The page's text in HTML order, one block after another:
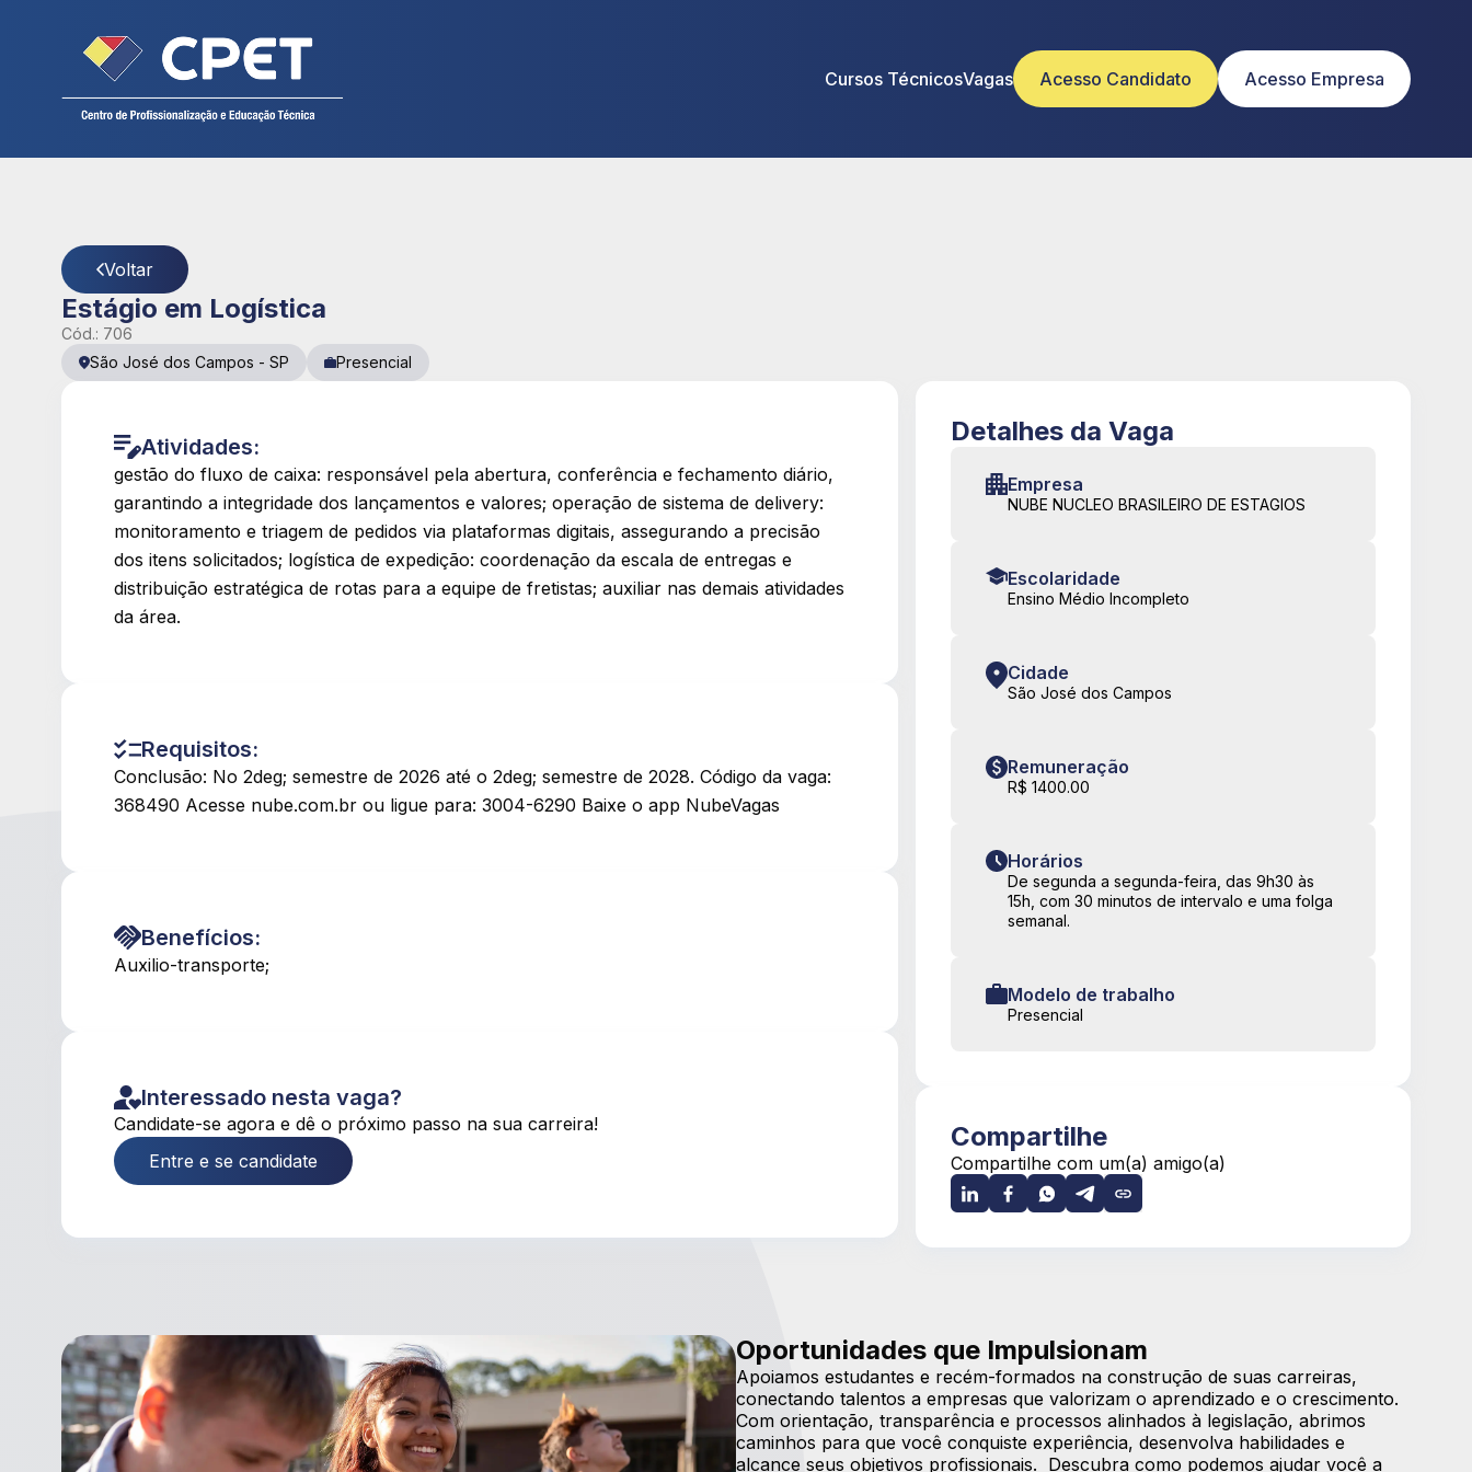
Cursos TécnicosVagas Acesso Candidato Acesso Empresa
Cadastre seu currículo
Voltar
Estágio em Logística
Cód.: 706
São José dos Campos - SP Presencial
Atividades:
gestão do fluxo de caixa: responsável pela abertura, conferência e fechamento diário,
garantindo a integridade dos lançamentos e valores; operação de sistema de delivery:
monitoramento e triagem de pedidos via plataformas digitais, assegurando a precisão
dos itens solicitados; logística de expedição: coordenação da escala de entregas e
distribuição estratégica de rotas para a equipe de fretistas; auxiliar nas demais atividades
da área.
Requisitos:
Conclusão: No 2deg; semestre de 2026 até o 2deg; semestre de 2028. Código da vaga:
368490 Acesse nube.com.br ou ligue para: 3004-6290 Baixe o app NubeVagas
Benefícios:
Auxilio-transporte;
Interessado nesta vaga?
Candidate-se agora e dê o próximo passo na sua carreira!
Entre e se candidate
Detalhes da Vaga
Empresa
NUBE NUCLEO BRASILEIRO DE ESTAGIOS
Escolaridade
Ensino Médio Incompleto
Cidade
São José dos Campos
Remuneração
R$ 1400.00
Horários
De segunda a segunda-feira, das 9h30 às
15h, com 30 minutos de intervalo e uma folga
semanal.
Modelo de trabalho
Presencial
Compartilhe
Compartilhe com um(a) amigo(a)
Oportunidades que Impulsionam
Apoiamos estudantes e recém-formados na construção de suas carreiras,
conectando talentos a empresas que valorizam o aprendizado e o crescimento.
Com orientação, transparência e processos alinhados à legislação, abrimos
caminhos para que você conquiste experiência, desenvolva habilidades e
alcance seus objetivos profissionais. Descubra como podemos ajudar você a